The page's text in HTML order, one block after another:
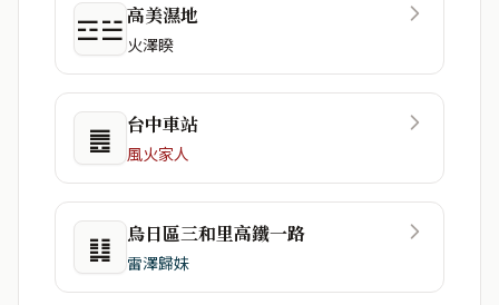
☲☱高美濕地
火澤睽
䷌ 台中車站
風火家人
䷆ 烏日區三和里高鐵一路
雷澤歸妹